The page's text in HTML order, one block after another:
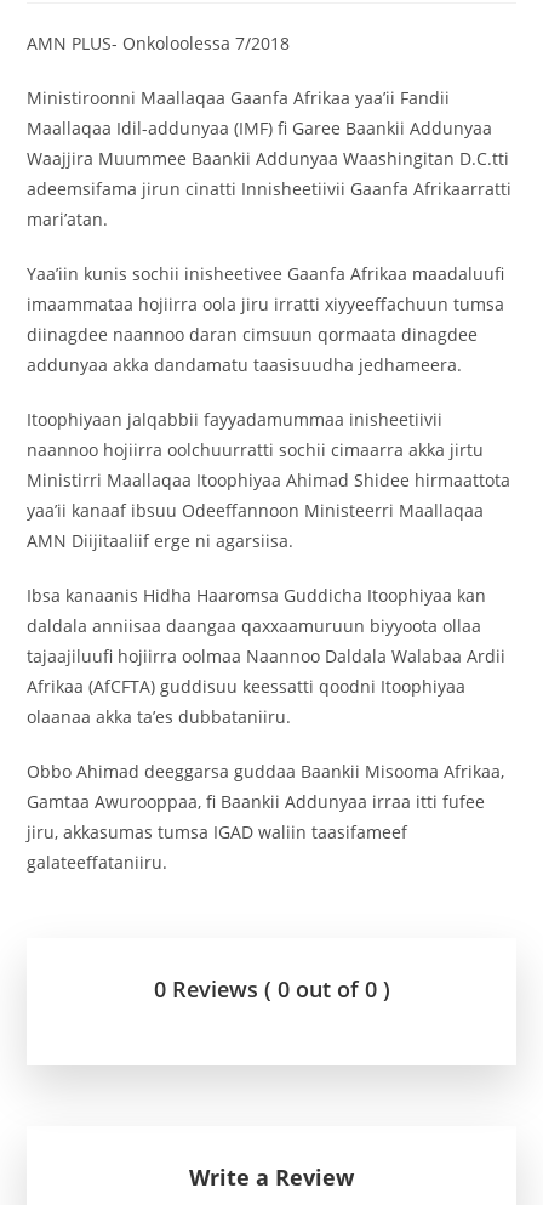
‎AMN PLUS- Onkoloolessa 7/2018
‎Ministiroonni Maallaqaa Gaanfa Afrikaa yaa’ii Fandii
Maallaqaa Idil-addunyaa (IMF) fi Garee Baankii Addunyaa
Waajjira Muummee Baankii Addunyaa Waashingitan D.C.tti
adeemsifama jirun cinatti Innisheetiivii Gaanfa Afrikaarratti
mari’atan.
‎Yaa’iin kunis sochii inisheetivee Gaanfa Afrikaa maadaluufi
imaammataa hojiirra oola jiru irratti xiyyeeffachuun tumsa
diinagdee naannoo daran cimsuun qormaata dinagdee
addunyaa akka dandamatu taasisuudha jedhameera.
‎Itoophiyaan jalqabbii fayyadamummaa inisheetiivii
naannoo hojiirra oolchuurratti sochii cimaarra akka jirtu
Ministirri Maallaqaa Itoophiyaa Ahimad Shidee hirmaattota
yaa’ii kanaaf ibsuu Odeeffannoon Ministeerri Maallaqaa
AMN Diijitaaliif erge ni agarsiisa.
‎Ibsa kanaanis Hidha Haaromsa Guddicha Itoophiyaa kan
daldala anniisaa daangaa qaxxaamuruun biyyoota ollaa
tajaajiluufi hojiirra oolmaa Naannoo Daldala Walabaa Ardii
Afrikaa (AfCFTA) guddisuu keessatti qoodni Itoophiyaa
olaanaa akka ta’es dubbataniiru.
Obbo Ahimad deeggarsa guddaa Baankii Misooma Afrikaa,
Gamtaa Awurooppaa, fi Baankii Addunyaa irraa itti fufee
jiru, akkasumas tumsa IGAD waliin taasifameef
galateeffataniiru.
0 Reviews ( 0 out of 0 )
Write a Review